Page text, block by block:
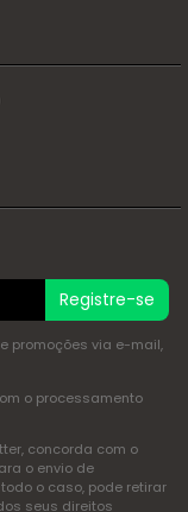
Registre-se
promoções via e-mail,
o processamento
concorda com o
o envio de
o caso, pode retirar
seus direitos